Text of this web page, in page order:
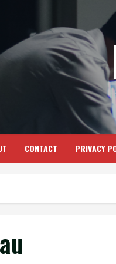
CONTACT PRIVACY